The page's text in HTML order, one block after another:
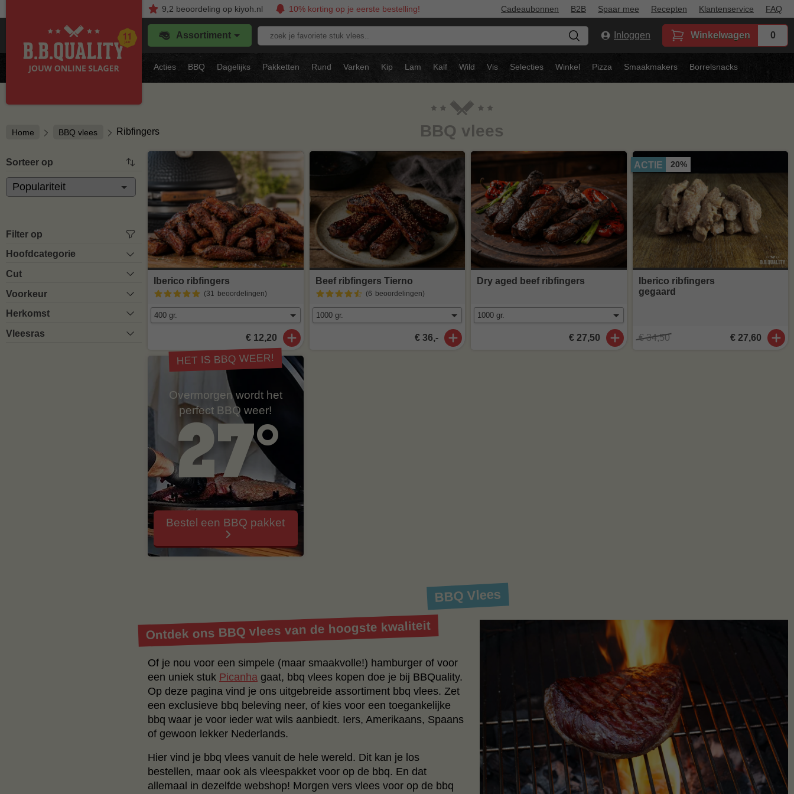
9,2 beoordelingop kiyoh.nl 10% korting op je eerste bestelling! Cadeaubonnen B2B Spaar mee Recepten Klantenservice FAQ
Assortiment
Zoek
stuk
vlees..
Inloggen Winkelwagen 0
Acties BBQ Dagelijks Pakketten Rund Varken Kip Lam Kalf Wild Vis Selecties Winkel Pizza Smaakmakers Borrelsnacks
Home BBQ vlees Ribfingers BBQ vlees
Sorteer op
Filter op
Hoofdcategorie
Cut
Voorkeur
Herkomst
Vleesras
Iberico ribfingers
(31 beoordelingen)
€ 12,20
Beef ribfingers Tierno
(6 beoordelingen)
€ 36,-
Dry aged beef ribfingers
€ 27,50
ACTIE 20%
Iberico ribfingers
gegaard
€ 34,50 € 27,60
HET IS BBQ WEER!
Overmorgen wordt het
perfect BBQ weer!
27°
Bestel een BBQ pakket
BBQ Vlees
Ontdek ons BBQ vlees van de hoogste kwaliteit
Of je nou voor een simpele (maar smaakvolle!) hamburger of voor
een uniek stuk Picanha gaat, bbq vlees kopen doe je bij BBQuality.
Op deze pagina vind je ons uitgebreide assortiment bbq vlees. Zet
een exclusieve bbq beleving neer, of kies voor een toegankelijke
bbq waar je voor ieder wat wils aanbiedt. Iers, Amerikaans, Spaans
of gewoon lekker Nederlands.
Hier vind je bbq vlees vanuit de hele wereld. Dit kan je los
bestellen, maar ook als vleespakket voor op de bbq. En dat
allemaal in dezelfde webshop! Morgen vers vlees voor op de bbq